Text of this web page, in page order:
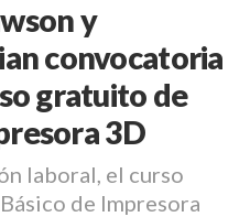
y
convocatoria
gratuito de
3D
laboral, el curso
de Impresora